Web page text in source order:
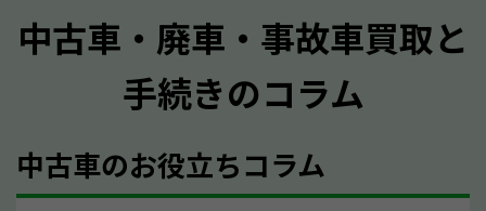
質問させていただく内容は以下の通りとなります。
メーカー／車種
型式／グレード
走行距離（例：約〇万キロ）
中古車・廃車・事故車買取と
手続きのコラム
中古車のお役立ちコラム